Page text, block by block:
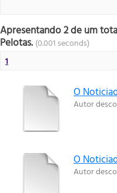
Apresentando 2 de um
Pelotas. (0.001 seconds)
1
O
Autor
O
Autor